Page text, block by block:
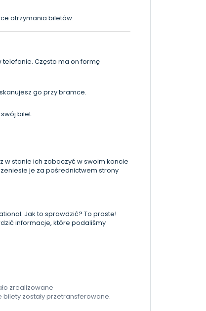
otrzymania biletów.
Często ma on formę
go przy bramce.
bilet.
w stanie ich zobaczyć w swoim koncie
je za pośrednictwem strony
Jak to sprawdzić? To proste!
informacje, które podaliśmy
zrealizowane
zostały przetransferowane.